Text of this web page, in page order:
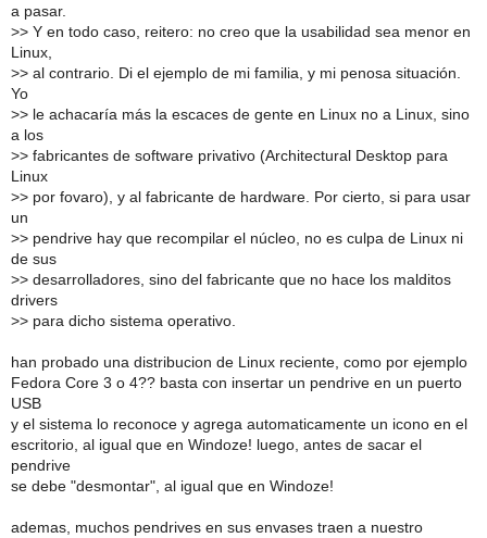
a pasar.
>> Y en todo caso, reitero: no creo que la usabilidad sea menor en
Linux,
>> al contrario. Di el ejemplo de mi familia, y mi penosa situación.
Yo
>> le achacaría más la escaces de gente en Linux no a Linux, sino
a los
>> fabricantes de software privativo (Architectural Desktop para
Linux
>> por fovaro), y al fabricante de hardware. Por cierto, si para usar
un
>> pendrive hay que recompilar el núcleo, no es culpa de Linux ni
de sus
>> desarrolladores, sino del fabricante que no hace los malditos
drivers
>> para dicho sistema operativo.
han probado una distribucion de Linux reciente, como por ejemplo
Fedora Core 3 o 4?? basta con insertar un pendrive en un puerto
USB
y el sistema lo reconoce y agrega automaticamente un icono en el
escritorio, al igual que en Windoze! luego, antes de sacar el
pendrive
se debe "desmontar", al igual que en Windoze!
ademas, muchos pendrives en sus envases traen a nuestro